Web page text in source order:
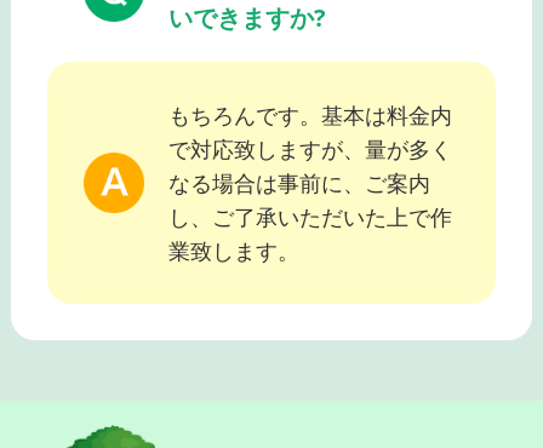
いできますか?
もちろんです。基本は料金内
で対応致しますが、量が多く
なる場合は事前に、ご案内
し、ご了承いただいた上で作
業致します。